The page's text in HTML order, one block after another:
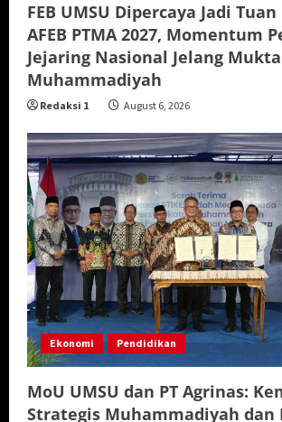
FEB UMSU Dipercaya Jadi
AFEB PTMA 2027, Momentum
Jejaring Nasional Jelang
Muhammadiyah
Redaksi 1 August 6, 2026
Ekonomi Pendidikan
MoU UMSU dan PT Agrinas:
Strategis Muhammadiyah dan